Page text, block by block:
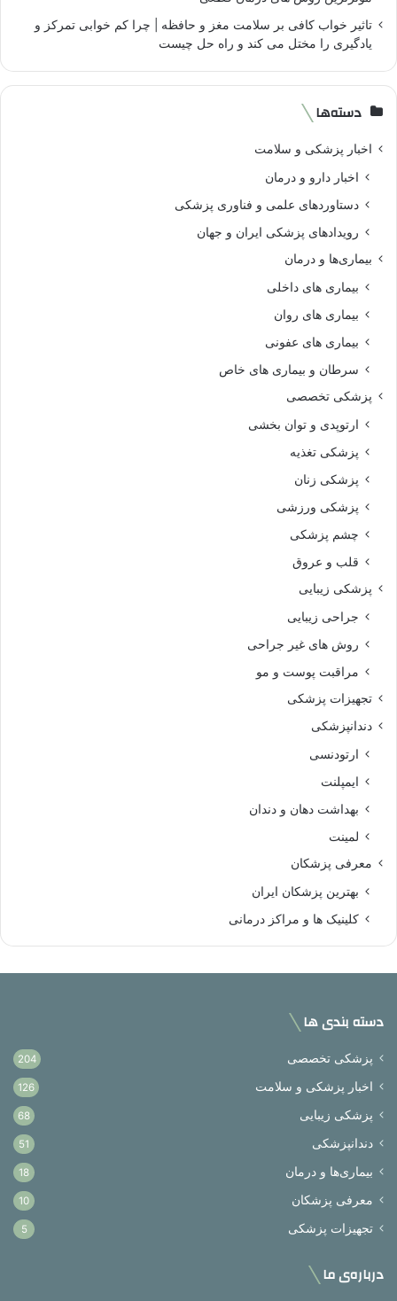
تاثیر خواب کافی بر سلامت مغز و حافظه | چرا کم خوابی تمرکز و
یادگیری را مختل می کند و راه حل چیست
دسته‌ها
اخبار پزشکی و سلامت
اخبار دارو و درمان
دستاوردهای علمی و فناوری پزشکی
رویدادهای پزشکی ایران و جهان
بیماری‌ها و درمان
بیماری های داخلی
بیماری های روان‌
بیماری های عفونی
سرطان و بیماری های خاص
پزشکی تخصصی
ارتوپدی و توان بخشی
پزشکی تغذیه
پزشکی زنان
پزشکی ورزشی
چشم پزشکی
قلب و عروق
پزشکی زیبایی
جراحی زیبایی
روش های غیر جراحی
مراقبت پوست و مو
تجهیزات پزشکی
دندانپزشکی
ارتودنسی
ایمپلنت
بهداشت دهان و دندان
لمینت
معرفی پزشکان
بهترین پزشکان ایران
کلینیک ها و مراکز درمانی
دسته بندی ها
پزشکی تخصصی 204
اخبار پزشکی و سلامت 126
پزشکی زیبایی 68
دندانپزشکی 51
بیماری‌ها و درمان 18
معرفی پزشکان 10
تجهیزات پزشکی 5
درباره‌ی ما